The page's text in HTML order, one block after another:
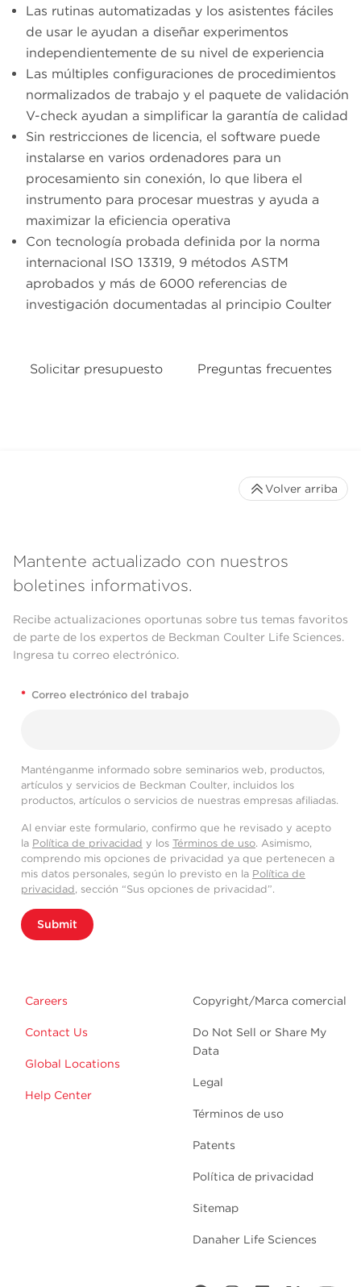
Las rutinas automatizadas y los asistentes fáciles
de usar le ayudan a diseñar experimentos
independientemente de su nivel de experiencia
Las múltiples configuraciones de procedimientos
normalizados de trabajo y el paquete de validación
V-check ayudan a simplificar la garantía de calidad
Sin restricciones de licencia, el software puede
instalarse en varios ordenadores para un
procesamiento sin conexión, lo que libera el
instrumento para procesar muestras y ayuda a
maximizar la eficiencia operativa
Con tecnología probada definida por la norma
internacional ISO 13319, 9 métodos ASTM
aprobados y más de 6000 referencias de
investigación documentadas al principio Coulter
Solicitar presupuesto Preguntas frecuentes
Mantente actualizado con nuestros
boletines informativos.
Recibe actualizaciones oportunas sobre tus temas favoritos
de parte de los expertos de Beckman Coulter Life Sciences.
Ingresa tu correo electrónico.
* Correo electrónico del trabajo
Manténganme informado sobre seminarios web, productos,
artículos y servicios de Beckman Coulter, incluidos los
productos, artículos o servicios de nuestras empresas afiliadas.
Al enviar este formulario, confirmo que he revisado y acepto
la Política de privacidad y los Términos de uso. Asimismo,
comprendo mis opciones de privacidad ya que pertenecen a
mis datos personales, según lo previsto en la Política de
privacidad, sección “Sus opciones de privacidad”.
Submit
Careers
Contact Us
Global Locations
Help Center
Copyright/Marca comercial
Do Not Sell or Share My
Data
Legal
Términos de uso
Patents
Política de privacidad
Sitemap
Danaher Life Sciences
Volver arriba